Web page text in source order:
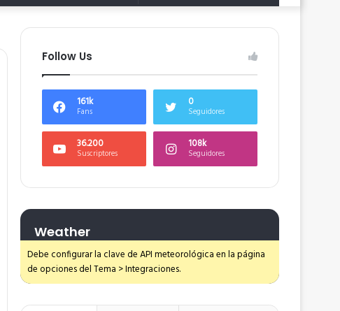
por
Follow Us
161k
Fans
0
Seguidores
36.200
Suscriptores
108k
Seguidores
Weather
Debe configurar la clave de API meteorológica en la página
de opciones del Tema > Integraciones.